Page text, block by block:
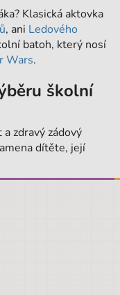
Klasická aktovka
, ani Ledového
batoh, který nosí
Wars.
školní
zdravý zádový
dítěte, její